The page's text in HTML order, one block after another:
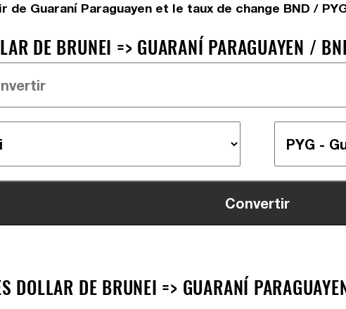
de Guaraní Paraguayen et le taux de change BND /
DE BRUNEI => GUARANÍ PARAGUAYEN /
DOLLAR DE BRUNEI => GUARANÍ